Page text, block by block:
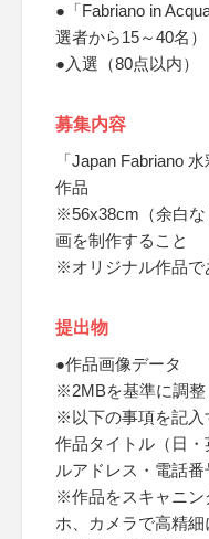
●「Fabriano in
選者から15～40名）
●入選（80点以内
募集内容
「Japan Fabriano
作品
※56x38cm（余白な
画を制作すること
※オリジナル作品で
提出物
●作品画像データ
※2MBを基準に調整
※以下の事項を記入
作品タイトル（日
ルアドレス・電話
※作品をスキャニン
ホ、カメラで高精細